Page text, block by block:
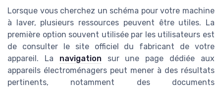
Lorsque vous cherchez un schéma pour votre machine
à laver, plusieurs ressources peuvent être utiles. La
première option souvent utilisée par les utilisateurs est
de consulter le site officiel du fabricant de votre
appareil. La navigation sur une page dédiée aux
appareils électroménagers peut mener à des résultats
pertinents, notamment des documents